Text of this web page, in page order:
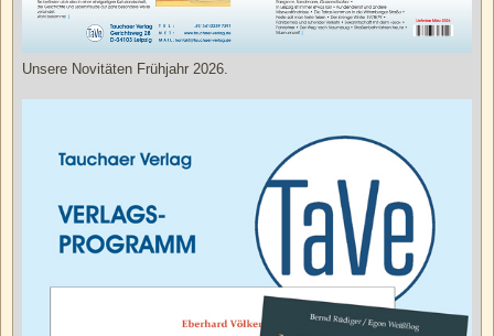
Unsere Novitäten Frühjahr 2026.